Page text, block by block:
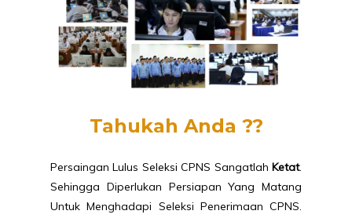
Tahukah Anda ??
Persaingan Lulus Seleksi CPNS Sangatlah Ketat.
Sehingga Diperlukan Persiapan Yang Matang
Untuk Menghadapi Seleksi Penerimaan CPNS.